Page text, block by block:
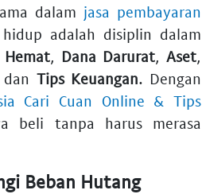
dalam jasa pembayaran
adalah disiplin dalam
Hemat, Dana Darurat, Aset,
Tips Keuangan. Dengan
Cari Cuan Online & Tips
beli tanpa harus merasa
Beban Hutang